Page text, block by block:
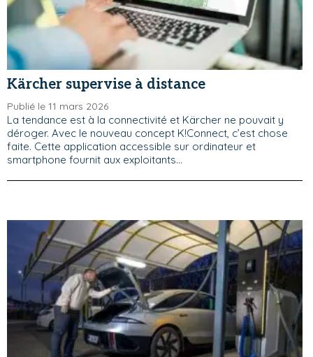
Kärcher supervise à distance
Publié le 11 mars 2026
La tendance est à la connectivité et Kärcher ne pouvait y
déroger. Avec le nouveau concept K!Connect, c’est chose
faite. Cette application accessible sur ordinateur et
smartphone fournit aux exploitants...